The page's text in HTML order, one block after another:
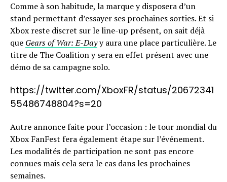
Comme à son habitude, la marque y disposera d’un
stand permettant d’essayer ses prochaines sorties. Et si
Xbox reste discret sur le line-up présent, on sait déjà
que Gears of War: E-Dayy aura une place particulière. Le
titre de The Coalition y sera en effet présent avec une
démo de sa campagne solo.
https://twitter.com/XboxFR/status/20672341
55486748804?s=20
Autre annonce faite pour l’occasion : le tour mondial du
Xbox FanFest fera également étape sur l’événement.
Les modalités de participation ne sont pas encore
connues mais cela sera le cas dans les prochaines
semaines.